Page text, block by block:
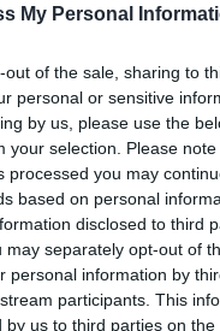
My Personal
out of the sale, sharing to
personal or sensitive
by us, please use the
your selection. Please
processed you may
based on personal
disclosed to third
may separately opt-out of
personal information by
participants. This
by us to third parties on the
προς τον
του ένα ισχυρό
του
είναι
σωματική
πάτωμα.
να μπει
αλλά ο
και